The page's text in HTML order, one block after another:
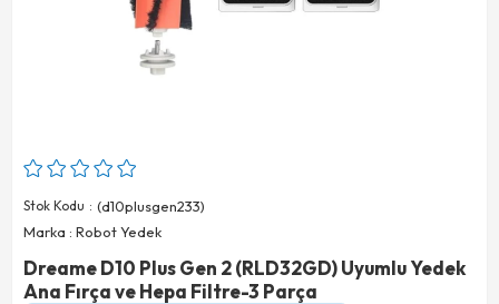
Stok Kodu
(d10plusgen233)
Marka : Robot Yedek
Dreame D10 Plus Gen 2 (RLD32GD) Uyumlu Yedek
Ana Fırça ve Hepa Filtre-3 Parça